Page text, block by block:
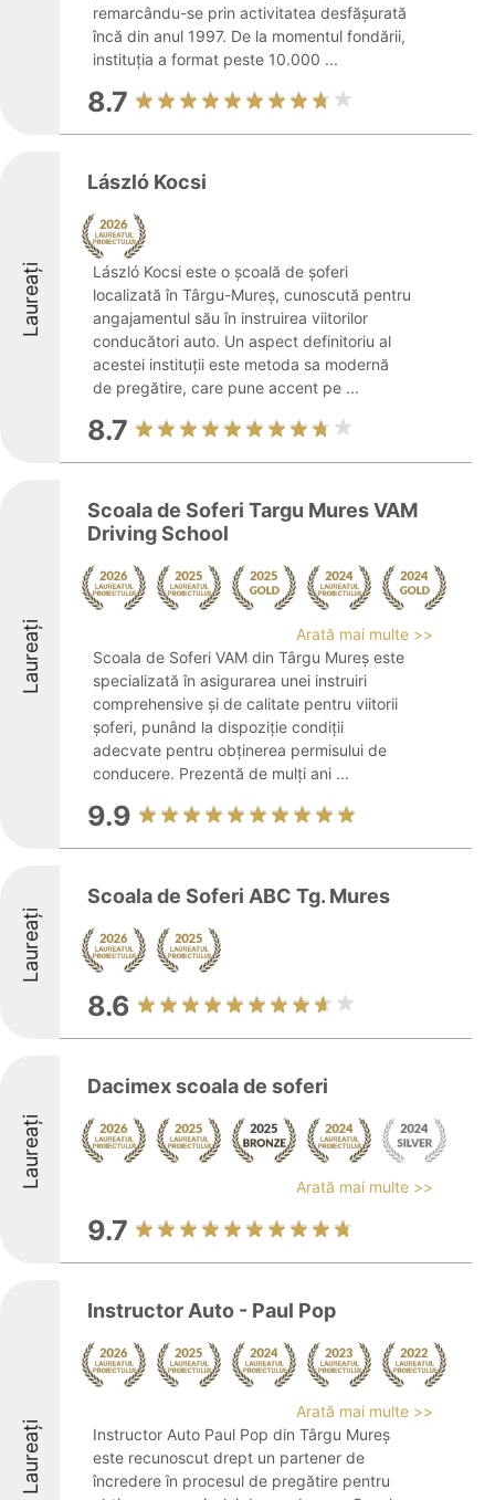
remarcându-se prin activitatea desfășurată
încă din anul 1997. De la momentul fondării,
instituția a format peste 10.000 ...
8.7
Laureați
László Kocsi
László Kocsi este o școală de șoferi
localizată în Târgu-Mureș, cunoscută pentru
angajamentul său în instruirea viitorilor
conducători auto. Un aspect definitoriu al
acestei instituții este metoda sa modernă
de pregătire, care pune accent pe ...
8.7
Laureați
Scoala de Soferi Targu Mures VAM
Driving School
Arată mai multe >>
Scoala de Soferi VAM din Târgu Mureș este
specializată în asigurarea unei instruiri
comprehensive și de calitate pentru viitorii
șoferi, punând la dispoziție condiții
adecvate pentru obținerea permisului de
conducere. Prezentă de mulți ani ...
9.9
Laureați
Scoala de Soferi ABC Tg. Mures
8.6
Laureați
Dacimex scoala de soferi
Arată mai multe >>
9.7
Laureați
Instructor Auto - Paul Pop
Arată mai multe >>
Instructor Auto Paul Pop din Târgu Mureș
este recunoscut drept un partener de
încredere în procesul de pregătire pentru